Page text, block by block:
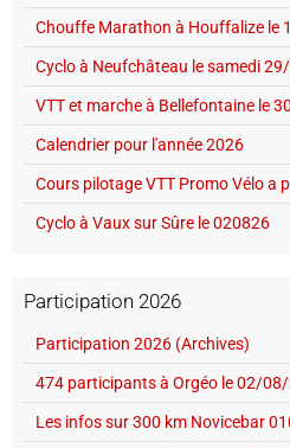
Chouffe Marathon à Houffalize le
Cyclo à Neufchâteau le samedi
VTT et marche à Bellefontaine le
Calendrier pour l'année 2026
Cours pilotage VTT Promo Vélo a
Cyclo à Vaux sur Sûre le 020826
Participation 2026
Participation 2026 (Archives)
474 participants à Orgéo le 02/
Les infos sur 300 km Novicebar